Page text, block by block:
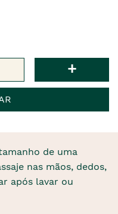
+
de uma
nas mãos, dedos,
após lavar ou